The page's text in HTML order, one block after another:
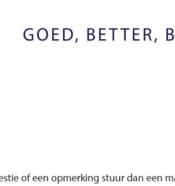
of een opmerking stuur dan een